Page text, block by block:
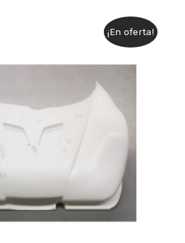
¡En oferta!